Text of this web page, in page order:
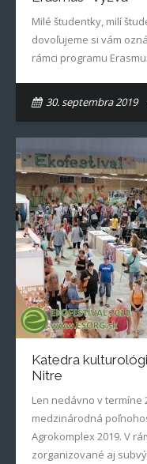
Milé študentky, milí
dovoľujeme si vám
rámci programu
30. septembra 2019
Katedra
Nitre
Len nedávno v termíne
medzinárodná
Agrokomplex 2019. V
zorganizované aj